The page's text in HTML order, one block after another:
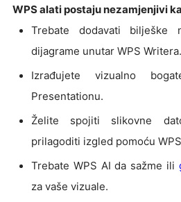
WPS alati postaju nezamjenjivi
Trebate dodavati bilješke
dijagrame unutar WPS Writera.
Izrađujete vizualno
Presentationu.
Želite spojiti slikovne
prilagoditi izgled pomoću
Trebate WPS AI da sažme ili
za vaše vizuale.